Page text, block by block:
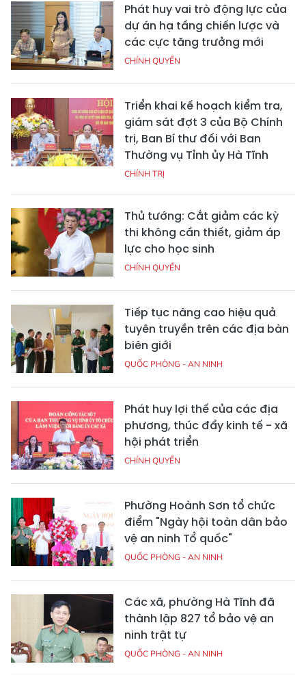
Phát huy vai trò động lực của
dự án hạ tầng chiến lược và
các cực tăng trưởng mới
CHÍNH QUYỀN
Triển khai kế hoạch kiểm tra,
giám sát đợt 3 của Bộ Chính
trị, Ban Bí thư đối với Ban
Thường vụ Tỉnh ủy Hà Tĩnh
CHÍNH TRỊ
Thủ tướng: Cắt giảm các kỳ
thi không cần thiết, giảm áp
lực cho học sinh
CHÍNH QUYỀN
Tiếp tục nâng cao hiệu quả
tuyên truyền trên các địa bàn
biên giới
QUỐC PHÒNG - AN NINH
Phát huy lợi thế của các địa
phương, thúc đẩy kinh tế - xã
hội phát triển
CHÍNH QUYỀN
Phường Hoành Sơn tổ chức
điểm "Ngày hội toàn dân bảo
vệ an ninh Tổ quốc"
QUỐC PHÒNG - AN NINH
Các xã, phường Hà Tĩnh đã
thành lập 827 tổ bảo vệ an
ninh trật tự
QUỐC PHÒNG - AN NINH